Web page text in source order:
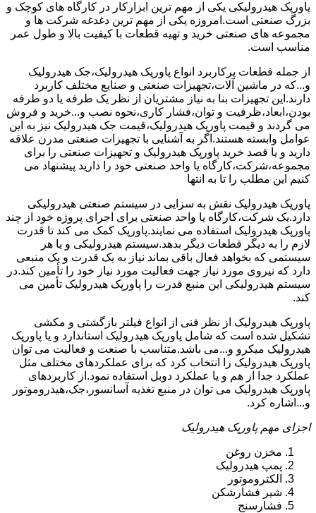
پاورپک هیدرولیکی یکی از مهم ترین ابزارکار در کارگاه های کوچک و
بزرگ صنعتی است.امروزه یکی از مهم ترین دغدغه شرکت ها و
مجموعه های صنعتی خرید و تهیه قطعات با کیفیت بالا و طول عمر
مناسب است.
از جمله قطعات پرکاربرد انواع پاورپک هیدرولیک،جک هیدرولیک
و...که در ماشین آلات،تجهیزات صنعتی و صنایع مختلف کاربرد
دارند.این تجهیزات بنا به نیاز مشتریان از نظر یک طرفه یا دو طرفه
بودن،ابعاد،ظرفیت و توان،فشار کاری،نحوه نصب و...خرید و فروش
می گردند و قیمت پاورپک هیدرولیک،قیمت جک هیدرولیک نیز به این
عوامل وابسته هستند.اگر به آشنایی با تجهیزات صنعتی مدرن علاقه
دارید و یا قصد خرید پاورپک هیدرولیک و تجهیزات صنعتی را برای
مجموعه،شرکت،کارگاه یا واحد صنعتی خود را دارید پیشنهاد می
کنیم این مطلب را تا به انتها
پاورپک هیدرولیک نقش به سزایی در سیستم صنعتی هیدرولیکی
دارد.یک شرکت،کارگاه یا واحد صنعتی برای اجرای پروژه خود از چند
پاورپک هیدرولیک استفاده می نمایند.پاورپک کمک می کند تا قدرت
لازم را به دیگر قطعات دیگر بدهد.سیستم هیدرولیکی و یا هر
سیستمی که بخواهد فعال باقی بماند نیاز به یک قدرت و یک منبعی
دارد که نیروی مورد نیاز جهت فعالیت مورد نیاز خود را تأمین کند.در
سیستم هیدرولیکی این منبع قدرت را پاورپک هیدرولیک تأمین می
کند.
پاورپک هیدرولیک از نظر فنی از انواع فیلتر بازگشتی و مکشی
تشکیل شده است که شامل پاورپک هیدرولیک استاندارد و یا پاورپک
هیدرولیک میکرو و...می باشد.متناسب با صنعت و فعالیت می توان
پاورپک هیدرولیک را انتخاب کرد که برای عملکردهای مختلف مثل
عملکرد جدا از هم و یا عملکرد دوبل استفاده نمود.از کاربردهای
پاورپک هیدرولیک می توان در منبع تغذیه آسانسور،جک،هیدروموتور
و...اشاره کرد.
اجزای مهم پاورپک هیدرولیک
مخزن روغن
پمپ هیدرولیک
الکتروموتور
شیر فشارشکن
فشارسنج